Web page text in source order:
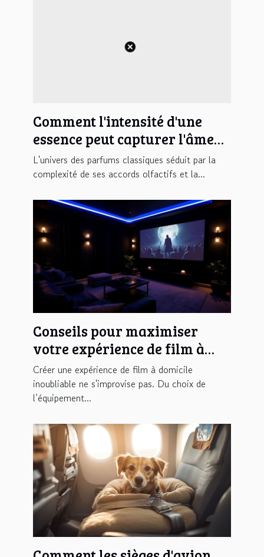
Comment l'intensité d'une
essence peut capturer l'âme
d'un parfum classique ?
L'univers des parfums classiques séduit par la
complexité de ses accords olfactifs et la...
Conseils pour maximiser
votre expérience de film à
domicile
Créer une expérience de film à domicile
inoubliable ne s'improvise pas. Du choix de
l’équipement...